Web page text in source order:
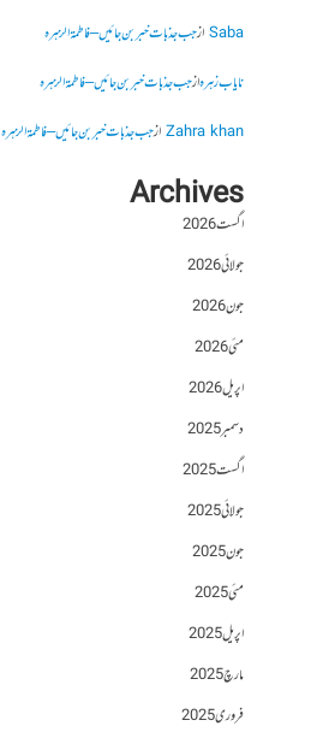
Sabaازجب جذبات خبر بن جائیں – فاطمۃالزہرہ
نایاب زہرہازجب جذبات خبر بن جائیں – فاطمۃالزہرہ
Zahra khanازجب جذبات خبر بن جائیں – فاطمۃالزہرہ
Archives
اگست 2026
جولائی 2026
جون 2026
مئی 2026
اپریل 2026
دسمبر 2025
اگست 2025
جولائی 2025
جون 2025
مئی 2025
اپریل 2025
مارچ 2025
فروری 2025